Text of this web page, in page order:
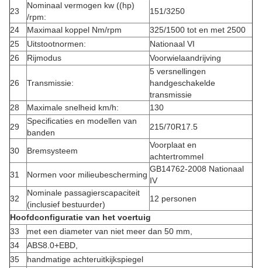
23
Nominaal vermogen kw ((hp)
/rpm:
151/3250
24
Maximaal koppel Nm/rpm
325/1500 tot en met 2500
25
Uitstootnormen:
Nationaal VI
26
Rijmodus Voorwielaandrijving
26 Transmissie:
5 versnellingen
handgeschakelde
transmissie
28
Maximale snelheid km/h: 130
29
Specificaties en modellen van
banden
215/70R17.5
30 Bremsysteem
Voorplaat en
achtertrommel
31
Normen voor milieubescherming
GB14762-2008 Nationaal
IV
32
Nominale passagierscapaciteit
(inclusief bestuurder)
12 personen
Hoofdconfiguratie van het voertuig
33
met een diameter van niet meer dan 50 mm,
34
ABS8.0+EBD,
35
handmatige achteruitkijkspiegel